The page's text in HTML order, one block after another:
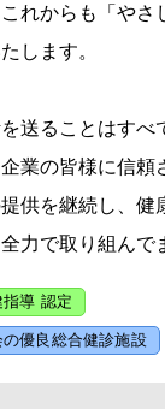
れからも「やさ
します。
送ることはすべ
業の皆様に信頼
供を継続し、健
力で取り組んで
導 認定
優良総合健診施設